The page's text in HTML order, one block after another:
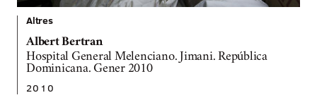
Altres
Albert Bertran
Hospital General Melenciano. Jimani. República
Dominicana. Gener 2010
2010